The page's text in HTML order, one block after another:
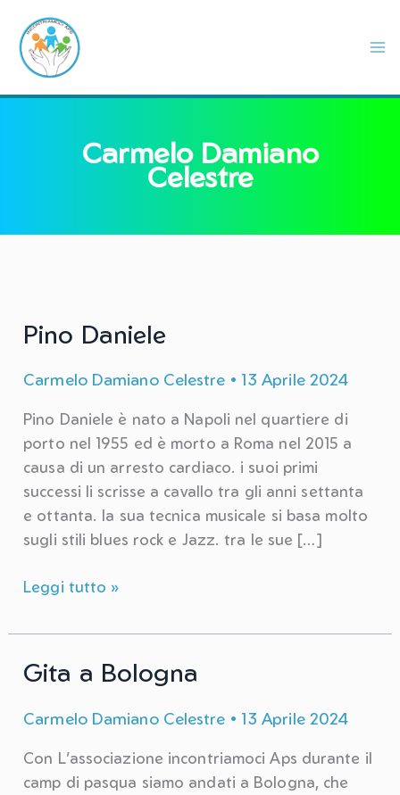
contenuto
Carmelo Damiano
Celestre
Pino Daniele
Carmelo Damiano Celestre • 13 Aprile 2024
Pino Daniele è nato a Napoli nel quartiere di
porto nel 1955 ed è morto a Roma nel 2015 a
causa di un arresto cardiaco. i suoi primi
successi li scrisse a cavallo tra gli anni settanta
e ottanta. la sua tecnica musicale si basa molto
sugli stili blues rock e Jazz. tra le sue […]
Pino
Leggi tutto »
Gita a Bologna
Carmelo Damiano Celestre • 13 Aprile 2024
Con L’associazione incontriamoci Aps durante il
camp di pasqua siamo andati a Bologna, che